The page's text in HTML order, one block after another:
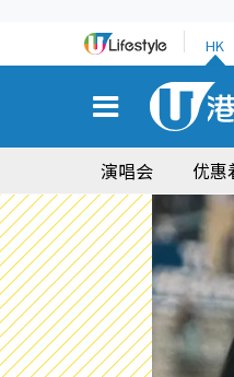
HK
演唱会 优惠